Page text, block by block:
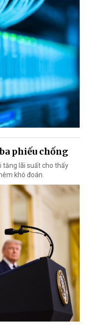
phiếu chống
tăng lãi suất cho thấy
khó đoán.